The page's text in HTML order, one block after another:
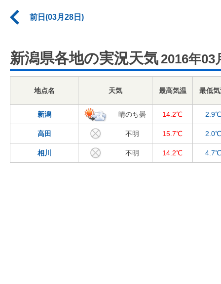
前日(03月28日)
新潟県各地の実況天気 2016年03
地点名 天気 最高気温 最低
新潟 晴のち曇 14.2℃ 2.9℃
高田 不明 15.7℃ 2.0℃
相川 不明 14.2℃ 4.7℃